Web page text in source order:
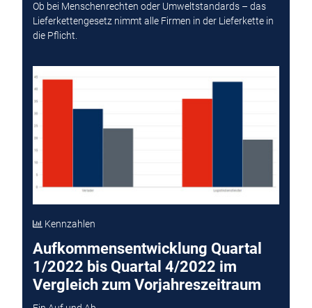
Ob bei Menschenrechten oder Umweltstandards – das
Lieferkettengesetz nimmt alle Firmen in der Lieferkette in
die Pflicht.
Kennzahlen
Aufkommensentwicklung Quartal
1/2022 bis Quartal 4/2022 im
Vergleich zum Vorjahreszeitraum